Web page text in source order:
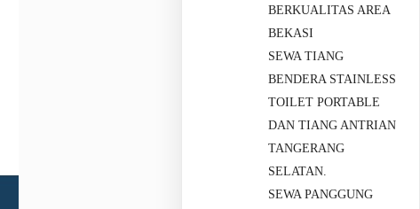
BERKUALITAS AREA
BEKASI
SEWA TIANG
BENDERA STAINLESS
TOILET PORTABLE
DAN TIANG ANTRIAN
TANGERANG
SELATAN.
SEWA PANGGUNG